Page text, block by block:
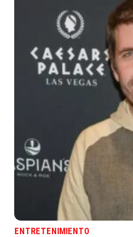
ENTRETENIMIENTO